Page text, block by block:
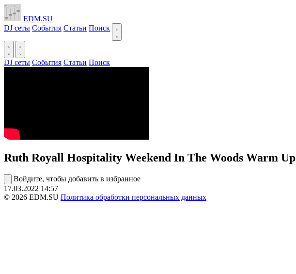
EDM.SU
DJ сеты События Статьи Поиск
DJ сеты События Статьи Поиск
Ruth Royall Hospitality Weekend In The Woods Warm Up
Войдите, чтобы добавить в избранное
17.03.2022 14:57
© 2026 EDM.SU Политика обработки персональных данных